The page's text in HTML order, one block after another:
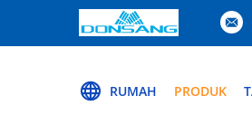
RUMAH PRODUK